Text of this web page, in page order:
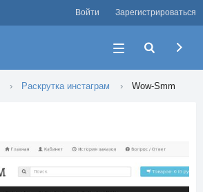
Войти Зарегистрироваться
Раскрутка инстаграм Wow-Smm